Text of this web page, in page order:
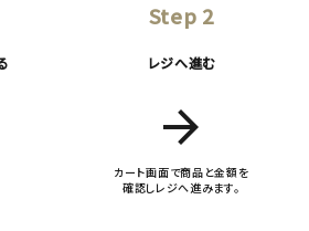
Step 2
レジへ進む
arrow_forward
カート画面で商品と金額を
確認しレジへ進みます。